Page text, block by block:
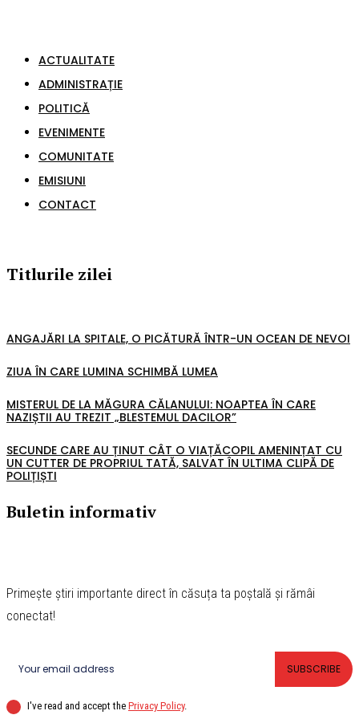
ACTUALITATE
ADMINISTRAȚIE
POLITICĂ
EVENIMENTE
COMUNITATE
EMISIUNI
CONTACT
Titlurile zilei
ANGAJĂRI LA SPITALE, O PICĂTURĂ ÎNTR-UN OCEAN DE NEVOI
ZIUA ÎN CARE LUMINA SCHIMBĂ LUMEA
MISTERUL DE LA MĂGURA CĂLANULUI: NOAPTEA ÎN CARE
NAZIȘTII AU TREZIT „BLESTEMUL DACILOR”
SECUNDE CARE AU ȚINUT CÂT O VIAȚĂCOPIL AMENINȚAT CU
UN CUTTER DE PROPRIUL TATĂ, SALVAT ÎN ULTIMA CLIPĂ DE
POLIȚIȘTI
Buletin informativ
Primește știri importante direct în căsuța ta poștală și rămâi
conectat!
SUBSCRIBE
I've read and accept the Privacy Policy.